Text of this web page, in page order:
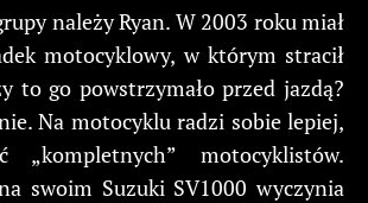
należy Ryan. W 2003 roku miał
motocyklowy, w którym stracił
to go powstrzymało przed jazdą?
Na motocyklu radzi sobie lepiej,
„kompletnych” motocyklistów.
swoim Suzuki SV1000 wyczynia